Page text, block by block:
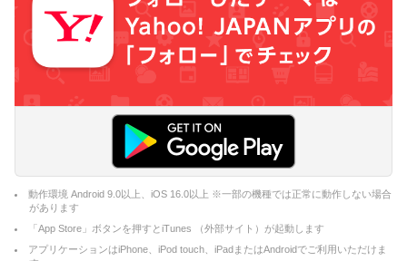
動作環境 Android 9.0以上、iOS 16.0以上 ※一部の機種では正常に動作しない場合
があります
「App Store」ボタンを押すとiTunes （外部サイト）が起動します
アプリケーションはiPhone、iPod touch、iPadまたはAndroidでご利用いただけま